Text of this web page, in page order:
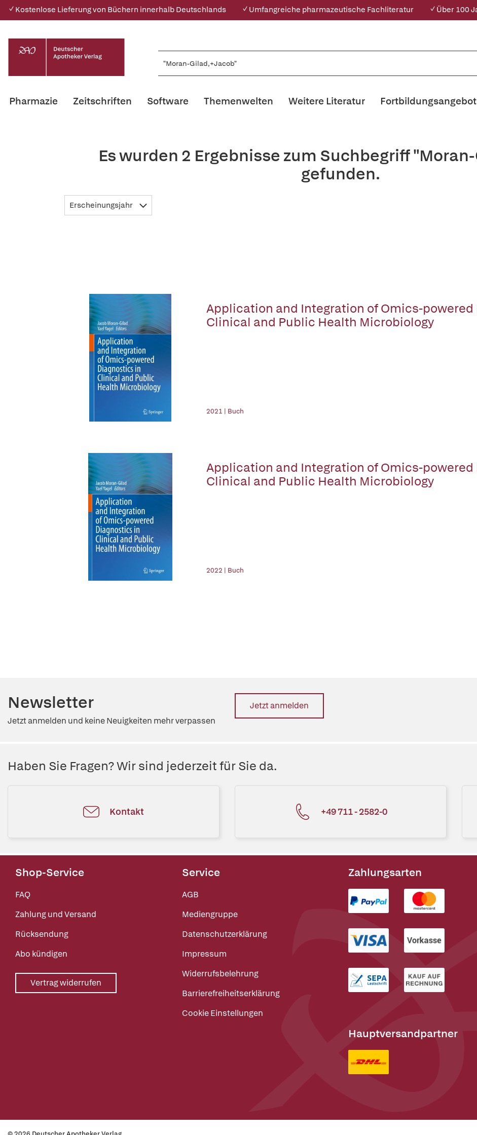
✓ Kostenlose Lieferung von Büchern innerhalb Deutschlands ✓ Umfangreiche pharmazeutische Fachliteratur ✓ Über 100
Pharmazie Zeitschriften Software Themenwelten Weitere Literatur Fortbildungsangebot
Es wurden 2 Ergebnisse zum Suchbegriff
gefunden.
Erscheinungsjahr
Application and Integration of Omics-powered
Clinical and Public Health Microbiology
2021 | Buch
Application and Integration of Omics-powered
Clinical and Public Health Microbiology
2022 | Buch
Newsletter
Jetzt anmelden und keine Neuigkeiten mehr verpassen
Jetzt anmelden
Haben Sie Fragen? Wir sind jederzeit für Sie da.
Kontakt +49 711 - 2582-0
Shop-Service
FAQ
Zahlung und Versand
Rücksendung
Abo kündigen
Vertrag widerrufen
Service
AGB
Mediengruppe
Datenschutzerklärung
Impressum
Widerrufsbelehrung
Barrierefreiheitserklärung
Cookie Einstellungen
Zahlungsarten
Hauptversandpartner